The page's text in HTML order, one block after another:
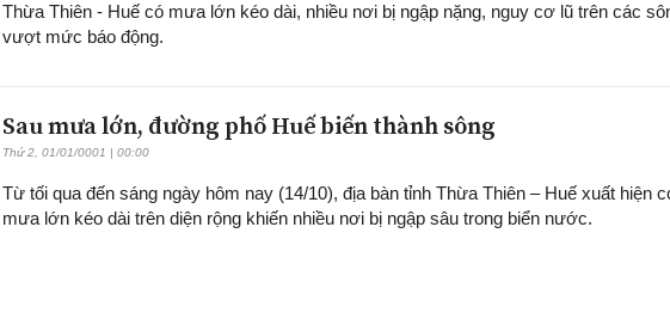
Thừa Thiên - Huế có mưa lớn kéo dài, nhiều nơi bị ngập nặng, nguy cơ lũ trên các
vượt mức báo động.
Sau mưa lớn, đường phố Huế biến thành sông
Thứ 2, 01/01/0001 | 00:00
Từ tối qua đến sáng ngày hôm nay (14/10), địa bàn tỉnh Thừa Thiên – Huế xuất hiện
mưa lớn kéo dài trên diện rộng khiến nhiều nơi bị ngập sâu trong biển nước.